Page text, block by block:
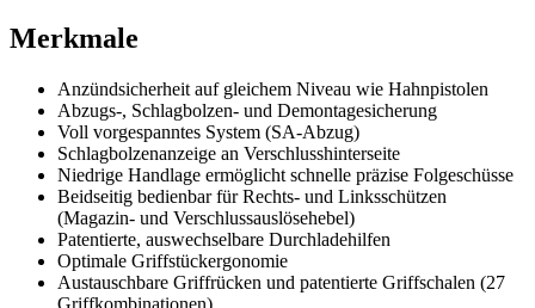
Merkmale
Anzündsicherheit auf gleichem Niveau wie Hahnpistolen
Abzugs-, Schlagbolzen- und Demontagesicherung
Voll vorgespanntes System (SA-Abzug)
Schlagbolzenanzeige an Verschlusshinterseite
Niedrige Handlage ermöglicht schnelle präzise Folgeschüsse
Beidseitig bedienbar für Rechts- und Linksschützen
(Magazin- und Verschlussauslösehebel)
Patentierte, auswechselbare Durchladehilfen
Optimale Griffstückergonomie
Austauschbare Griffrücken und patentierte Griffschalen (27
Griffkombinationen)